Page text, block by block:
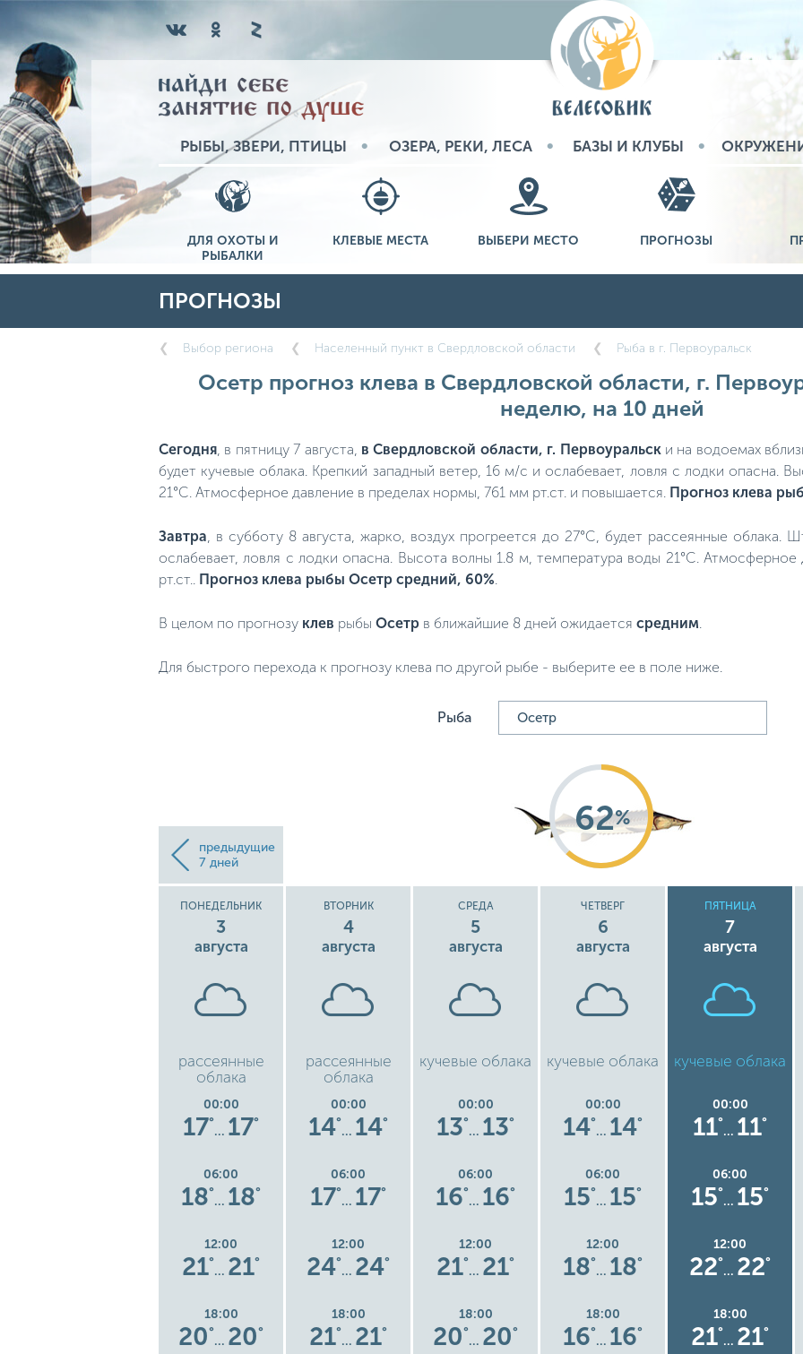
РЫБЫ, ЗВЕРИ, ПТИЦЫ ОЗЕРА, РЕКИ, ЛЕСА БАЗЫ И КЛУБЫ
ДЛЯ ОХОТЫ И
РЫБАЛКИ
КЛЕВЫЕ МЕСТА ВЫБЕРИ МЕСТО ПРОГНОЗЫ
ПРОГНОЗЫ
Выбор региона Населенный пункт в Свердловской области Рыба в г. Первоуральск
Осетр прогноз клева в Свердловской области, г.
неделю, на 10 дней
Сегодня , в пятницу 7 августа, в Свердловской области, г. Первоуральск и на водоемах
будет кучевые облака. Крепкий западный ветер, 16 м/с и ослабевает, ловля с лодки опасна.
21°C. Атмосферное давление в пределах нормы, 761 мм рт.ст. и повышается. Прогноз клева
Завтра , в субботу 8 августа, жарко, воздух прогреется до 27°C, будет рассеянные
ослабевает, ловля с лодки опасна. Высота волны 1.8 м, температура воды 21°C.
рт.ст.. Прогноз клева рыбы Осетр средний, 60%
В целом по прогнозу клев рыбы Осетр в ближайшие 8 дней ожидается средним
Для быстрого перехода к прогнозу клева по другой рыбе - выберите ее в поле ниже.
Рыба
предыдущие
7 дней
62%
ПОНЕДЕЛЬНИК
3
августа
рассеянные
облака
00:00
17°
… 17°
06:00
18°
… 18°
12:00
21°
… 21°
18:00
20°
… 20°
ВТОРНИК
4
августа
рассеянные
облака
00:00
14°
… 14°
06:00
17°
… 17°
12:00
24°
… 24°
18:00
21°
… 21°
СРЕДА
5
августа
кучевые облака
00:00
13°
… 13°
06:00
16°
… 16°
12:00
21°
… 21°
18:00
20°
… 20°
ЧЕТВЕРГ
6
августа
кучевые облака
00:00
14°
… 14°
06:00
15°
… 15°
12:00
18°
… 18°
18:00
16°
… 16°
ПЯТНИЦА
7
августа
кучевые облака
00:00
11°
… 11°
06:00
15°
… 15°
12:00
22°
… 22°
18:00
21°
… 21°